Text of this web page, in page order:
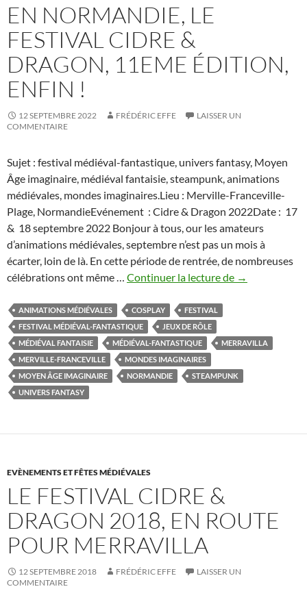
EN NORMANDIE, LE
FESTIVAL CIDRE &
DRAGON, 11EME ÉDITION,
ENFIN !
12 SEPTEMBRE 2022 FRÉDÉRIC EFFE
LAISSER UN
COMMENTAIRE
Sujet : festival médiéval-fantastique, univers fantasy, Moyen
Âge imaginaire, médiéval fantaisie, steampunk, animations
médiévales, mondes imaginaires.Lieu : Merville-Franceville-
Plage, NormandieEvénement : Cidre & Dragon 2022Date : 17
& 18 septembre 2022 Bonjour à tous, our les amateurs
d’animations médiévales, septembre n’est pas un mois à
écarter, loin de là. En cette période de rentrée, de nombreuses
célébrations ont même … Continuer la lecture de En
Cidre
Dragon,
→
ANIMATIONS MÉDIÉVALES COSPLAY
FESTIVAL
FESTIVAL MÉDIÉVAL-FANTASTIQUE
JEUX DE RÔLE
MÉDIÉVAL FANTAISIE
MÉDIÉVAL-FANTASTIQUE
MERRAVILLA
MERVILLE-FRANCEVILLE
MONDES IMAGINAIRES
MOYEN ÂGE IMAGINAIRE
NORMANDIE
STEAMPUNK
UNIVERS FANTASY
EVÈNEMENTS ET FÊTES MÉDIÉVALES
LE FESTIVAL CIDRE &
DRAGON 2018, EN ROUTE
POUR MERRAVILLA
12 SEPTEMBRE 2018 FRÉDÉRIC EFFE
LAISSER UN
COMMENTAIRE